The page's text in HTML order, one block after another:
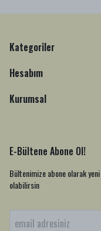
Kategoriler
Hesabım
Kurumsal
E-Bültene Abone Ol!
Bültenimize abone olarak
olabilirsin